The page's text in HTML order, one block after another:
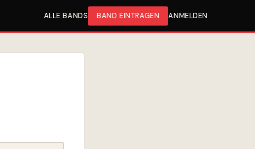
ALLE BANDS BAND EINTRAGEN ANMELDEN